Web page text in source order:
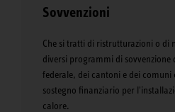
Sovvenzioni
Che si tratti di ristrutturazioni o di
diversi programmi di sovvenzione
federale, dei cantoni e dei comuni
sostegno finanziario per
calore.